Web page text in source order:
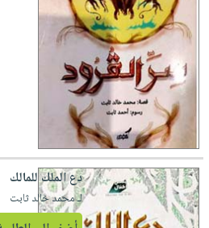
دع الملك للمالك
لـ محمد خالد ثابت